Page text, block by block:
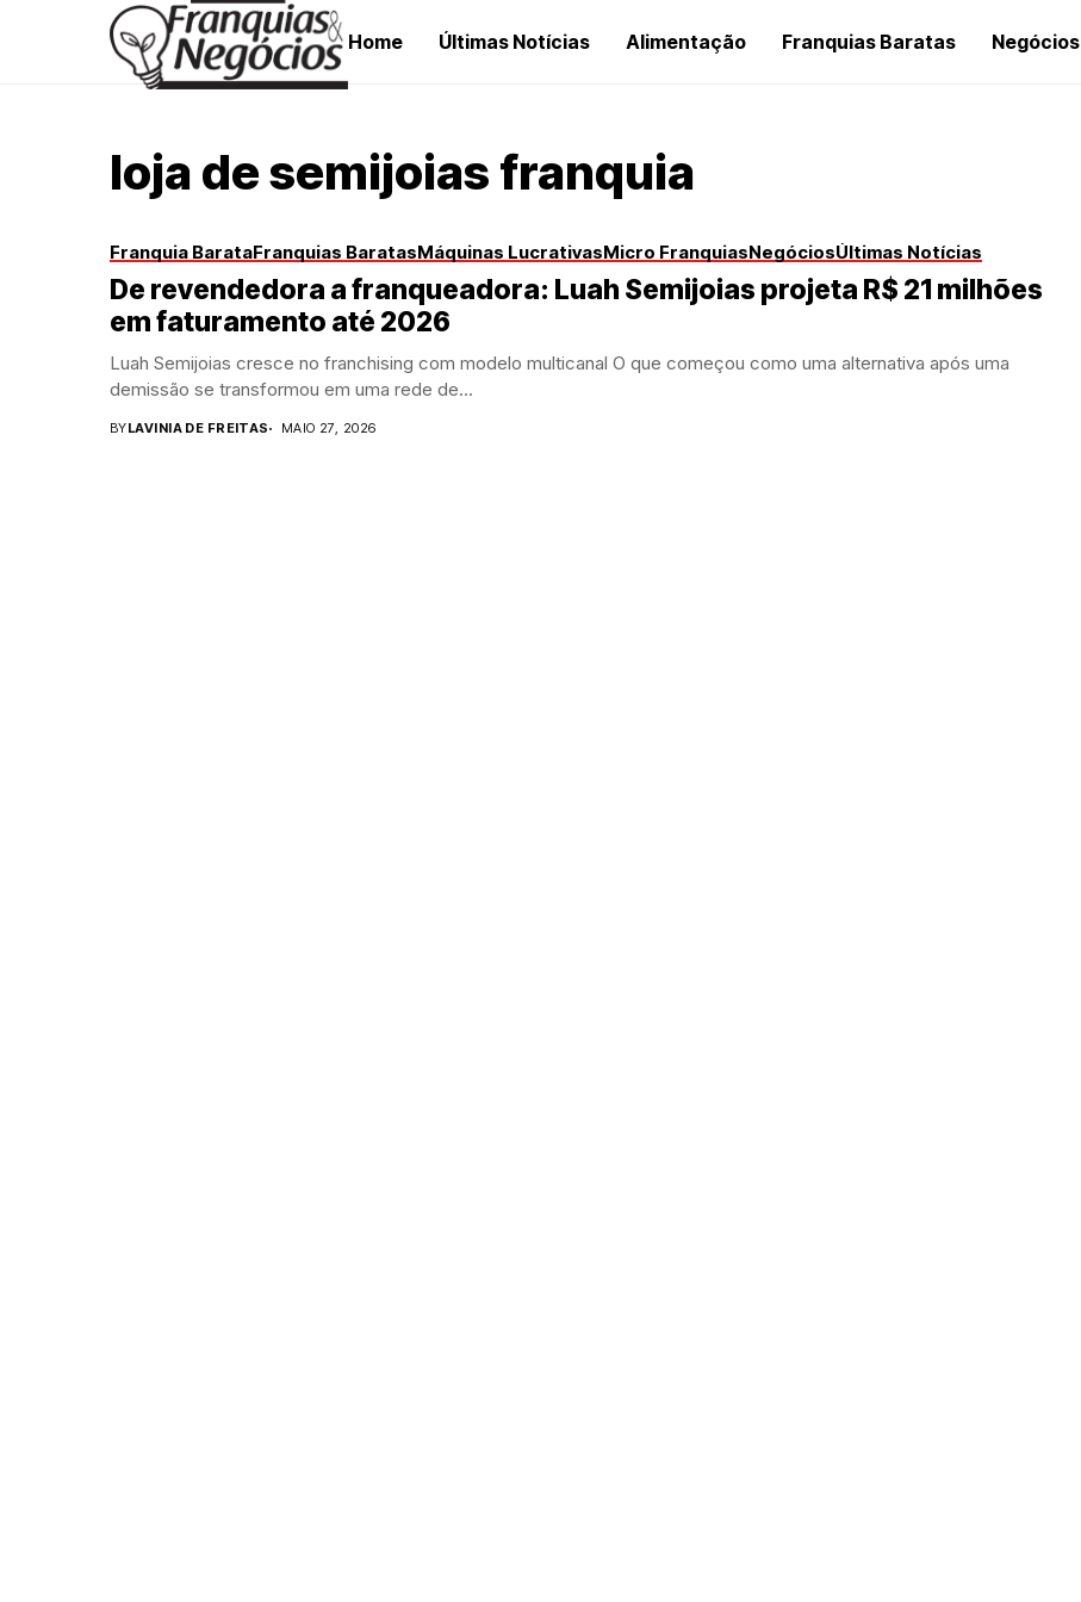
Home Últimas Notícias Alimentação Franquias Baratas Negócios
loja de semijoias franquia
Franquia BarataFranquias BaratasMáquinas LucrativasMicro FranquiasNegóciosÚltimas Notícias
De revendedora a franqueadora: Luah Semijoias projeta R$ 21 milhões
em faturamento até 2026
Luah Semijoias cresce no franchising com modelo multicanal O que começou como uma alternativa após uma
demissão se transformou em uma rede de...
BYLAVINIA DE FREITAS MAIO 27, 2026